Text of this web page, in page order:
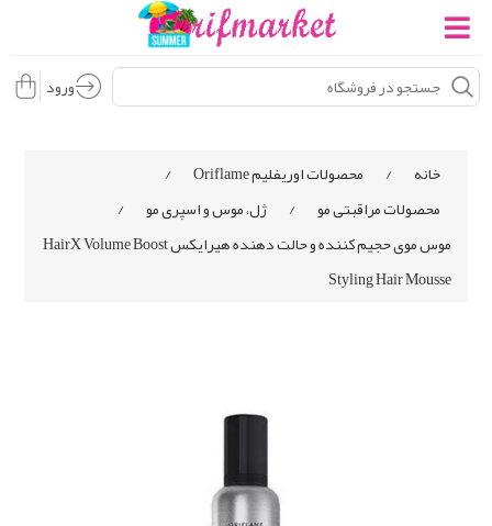
ورود
خانه / محصولات اوریفلیم Oriflame
/
محصولات مراقبتی مو
/ ژل، موس و اسپری مو
/
موس موی حجیم کننده و حالت دهنده هیرایکس HairX Volume Boost
Styling Hair Mousse